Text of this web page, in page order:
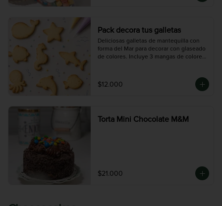
Pack decora tus galletas
Deliciosas galletas de mantequilla con
forma del Mar para decorar con glaseado
de colores. Incluye 3 mangas de colores
$12.000
Torta Mini Chocolate M&M
$21.000